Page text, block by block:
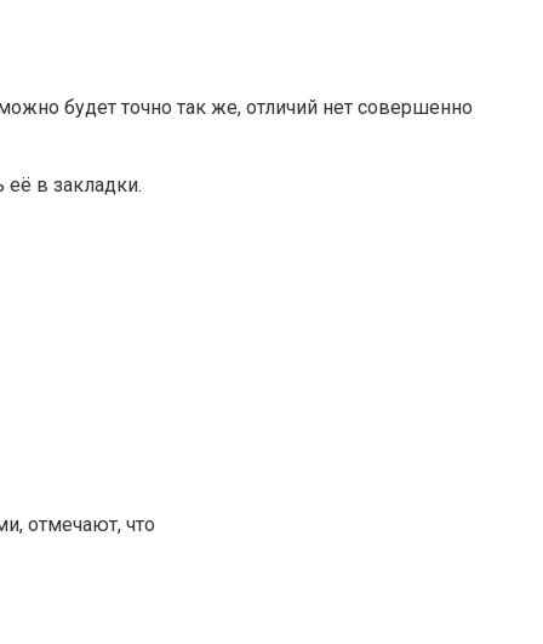
будет точно так же, отличий нет совершенно
в закладки.
отмечают, что